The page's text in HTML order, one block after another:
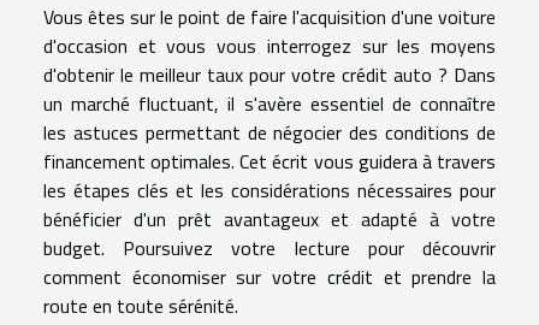
Vous êtes sur le point de faire l'acquisition d'une voiture
d'occasion et vous vous interrogez sur les moyens
d'obtenir le meilleur taux pour votre crédit auto ? Dans
un marché fluctuant, il s'avère essentiel de connaître
les astuces permettant de négocier des conditions de
financement optimales. Cet écrit vous guidera à travers
les étapes clés et les considérations nécessaires pour
bénéficier d'un prêt avantageux et adapté à votre
budget. Poursuivez votre lecture pour découvrir
comment économiser sur votre crédit et prendre la
route en toute sérénité.